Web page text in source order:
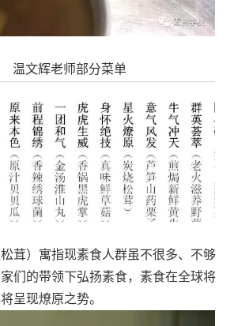
温文辉老师部分菜单
茸）寓指现素食人群虽不很多、不够
们的带领下弘扬素食，素食在全球将
呈现燎原之势。